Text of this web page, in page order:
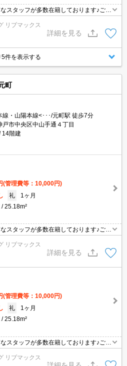
タッフが多数在籍しております♪ご要
ください！初期費用クレジット支払可
イン契約等弊社に一度も来店せずとも
トに掲載されている物件も全てご紹介
物件は全て申し付けください★
リブマックス
詳細を見る
5件を表示する
町
線・山陽本線<･･･/元町駅 徒歩7分
戸市中央区中山手通４丁目
14階建
(管理費等：10,000円)
礼
1ヶ月
25.18m²
スタッフが多数在籍しております♪ご要
イン契約等弊社に一度も来店せずとも
ットに掲載されている物件も全てご紹介
物件は全て申し付けください★
リブマックス
詳細を見る
(管理費等：10,000円)
礼
1ヶ月
25.18m²
タッフが多数在籍しております♪ご要
ください！初期費用クレジット支払可
イン契約等弊社に一度も来店せずとも
リブマックス